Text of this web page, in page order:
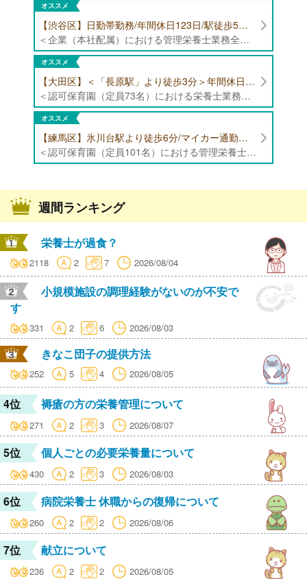
オススメ
【渋谷区】日勤帯勤務/年間休日123日/駅徒歩5分/企業（本社配属）にて管理栄養士募集！
＜企業（本社配属）における管理栄養士業務全般＞ ・本社および在宅（週1日程度）で、運営・受託する保育園（約50箇所）の管理栄養士・マネジメント業務全般 ・調理指導、育成 ・調理代行※欠員時 ・衛生管理 ・献立作成 ・食材発注 ・園長、調理スタッフとの給食会議 ・クライアント企業との給食会議（食育等の企画提案） ・採用業務（面接・施設見学同行）など ・担当保育園の定期巡回（直行やオンライン対応あり） ※23区内の認可保育園や、事業所内保育園（市川市、古河市、厚木市・追浜等）
オススメ
【大田区】＜「長原駅」より徒歩3分＞年間休日120日以上/最大10連休取得可能/日勤帯勤務のみ 認可保育園（定員73名）にて、栄養士の募集！
＜認可保育園（定員73名）における栄養士業務全般＞ ・調理（朝おやつ・給食・おやつ・補食） ・盛付け、片づけ ・食育、保育室への給食ラウンド、事務業務 ・調理室のお掃除、備蓄の確認、発注など ※定員:73名(0歳児6名、1歳歳児10名、2歳児12名、3歳-5歳児各15名)
オススメ
【練馬区】氷川台駅より徒歩6分/マイカー通勤可能/年間休日120日/賞与高水準 認可保育園（定員101名）にて管理栄養士・栄養士・調理師募集！
＜認可保育園（定員101名）における管理栄養士・栄養士・調理師業務全般＞ ・調理業務全般 ・離乳食、アレルギー除去食対応 ・食育活動
週間ランキング
栄養士が過食？
2118 2 7 2026/08/04
小規模施設の調理経験がないのが不安で
す
331 2 6 2026/08/03
きなこ団子の提供方法
252 5 4 2026/08/05
4位 褥瘡の方の栄養管理について
271 2 3 2026/08/07
5位 個人ごとの必要栄養量について
430 2 3 2026/08/03
6位 病院栄養士 休職からの復帰について
260 2 2 2026/08/06
7位 献立について
236 2 2 2026/08/05